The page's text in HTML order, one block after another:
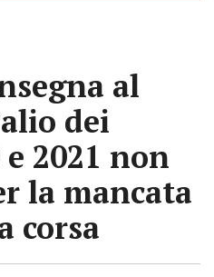
al
dei
2021 non
la mancata
corsa